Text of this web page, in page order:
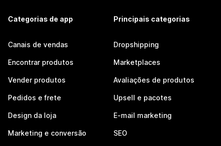
Categorias de app
Canais de vendas
Encontrar produtos
Vender produtos
Pedidos e frete
Design da loja
Marketing e conversão
Principais categorias
Dropshipping
Marketplaces
Avaliações de produtos
Upsell e pacotes
E-mail marketing
SEO